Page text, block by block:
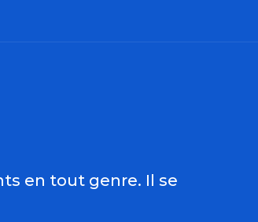
en tout genre. Il se